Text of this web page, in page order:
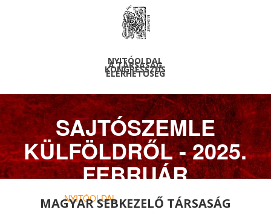
NYITÓOLDAL
A TÁRSASÁG
KONGRESSZUS
ELÉRHETŐSÉG
SAJTÓSZEMLE
KÜLFÖLDRŐL - 2025.
FEBRUÁR
NYITÓOLDAL> ARCHIVUM > HÍREK
MAGYAR SEBKEZELŐ TÁRSASÁG